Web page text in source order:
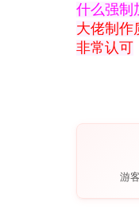
什么强制
大佬制作
非常认可
游